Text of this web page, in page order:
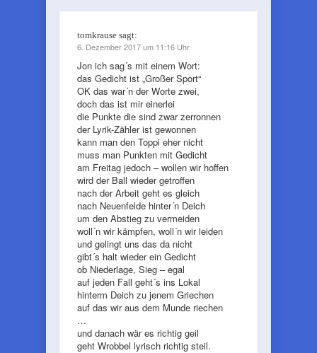
tomkrause sagt:
6. Dezember 2017 um 11:16 Uhr
Jon ich sag´s mit einem Wort:
das Gedicht ist „Großer Sport“
OK das war´n der Worte zwei,
doch das ist mir einerlei
die Punkte die sind zwar zerronnen
der Lyrik-Zähler ist gewonnen
kann man den Toppi eher nicht
muss man Punkten mit Gedicht
am Freitag jedoch – wollen wir hoffen
wird der Ball wieder getroffen
nach der Arbeit geht es gleich
nach Neuenfelde hinter´n Deich
um den Abstieg zu vermeiden
woll´n wir kämpfen, woll´n wir leiden
und gelingt uns das da nicht
gibt´s halt wieder ein Gedicht
ob Niederlage, Sieg – egal
auf jeden Fall geht´s ins Lokal
hinterm Deich zu jenem Griechen
auf das wir aus dem Munde riechen
…
und danach wär es richtig geil
geht Wrobbel lyrisch richtig steil.